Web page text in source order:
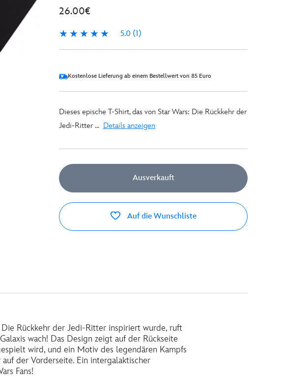
26.00€
5.0 (1)
5.0
Kostenlose Lieferung ab einem Bestellwert von 85 Euro
Dieses epische T-Shirt, das von Star Wars: Die Rückkehr der
Jedi-Ritter ... Details anzeigen
Ausverkauft
Auf die Wunschliste
Die Rückkehr der Jedi-Ritter inspiriert wurde, ruft
wach! Das Design zeigt auf der Rückseite
wird, und ein Motiv des legendären Kampfs
der Vorderseite. Ein intergalaktischer
Fans!